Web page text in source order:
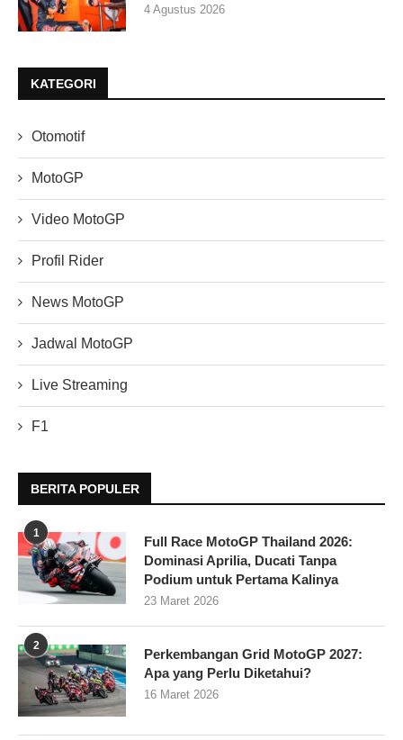
4 Agustus 2026
KATEGORI
Otomotif
MotoGP
Video MotoGP
Profil Rider
News MotoGP
Jadwal MotoGP
Live Streaming
F1
BERITA POPULER
1
Full Race MotoGP Thailand 2026:
Dominasi Aprilia, Ducati Tanpa
Podium untuk Pertama Kalinya
23 Maret 2026
2
Perkembangan Grid MotoGP 2027:
Apa yang Perlu Diketahui?
16 Maret 2026